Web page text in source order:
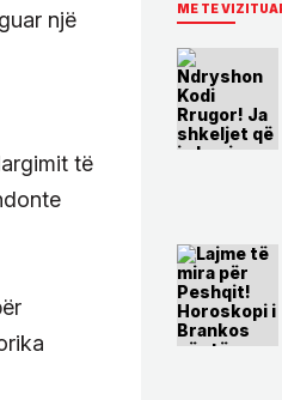
një
të
ME TE